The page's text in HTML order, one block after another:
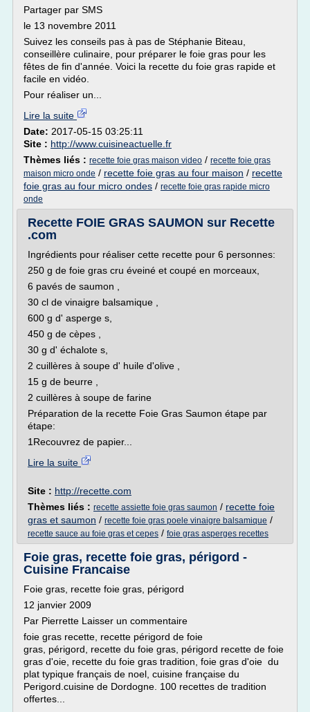
Partager par SMS
le 13 novembre 2011
Suivez les conseils pas à pas de Stéphanie Biteau,
conseillère culinaire, pour préparer le foie gras pour les
fêtes de fin d'année. Voici la recette du foie gras rapide et
facile en vidéo.
Pour réaliser un...
Lire la suite
Date: 2017-05-15 03:25:11
Site : http://www.cuisineactuelle.fr
Thèmes liés : recette foie gras maison video / recette foie gras
maison micro onde / recette foie gras au four maison / recette
foie gras au four micro ondes / recette foie gras rapide micro
onde
Recette FOIE GRAS SAUMON sur Recette
.com
Ingrédients pour réaliser cette recette pour 6 personnes:
250 g de foie gras cru éveiné et coupé en morceaux,
6 pavés de saumon ,
30 cl de vinaigre balsamique ,
600 g d' asperge s,
450 g de cèpes ,
30 g d' échalote s,
2 cuillères à soupe d' huile d'olive ,
15 g de beurre ,
2 cuillères à soupe de farine
Préparation de la recette Foie Gras Saumon étape par
étape:
1Recouvrez de papier...
Lire la suite
Site : http://recette.com
Thèmes liés : recette assiette foie gras saumon / recette foie
gras et saumon / recette foie gras poele vinaigre balsamique /
recette sauce au foie gras et cepes / foie gras asperges recettes
Foie gras, recette foie gras, périgord -
Cuisine Francaise
Foie gras, recette foie gras, périgord
12 janvier 2009
Par Pierrette Laisser un commentaire
foie gras recette, recette périgord de foie
gras, périgord, recette du foie gras, périgord recette de foie
gras d'oie, recette du foie gras tradition, foie gras d'oie du
plat typique français de noel, cuisine française du
Perigord.cuisine de Dordogne. 100 recettes de tradition
offertes...